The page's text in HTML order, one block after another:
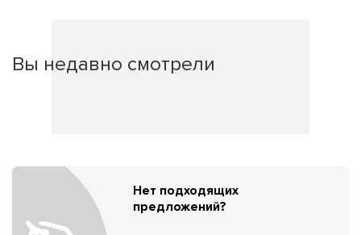
Вы недавно смотрели
Нет подходящих
предложений?